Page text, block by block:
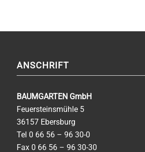
ANSCHRIFT
BAUMGARTEN GmbH
Feuersteinsmühle 5
36157 Ebersburg
Tel 0 66 56 – 96 30-0
Fax 0 66 56 – 96 30-30